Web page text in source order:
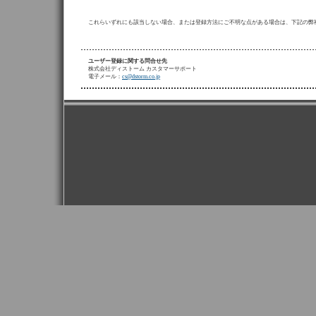
これらいずれにも該当しない場合、または登録方法にご不明な点がある場合は、下記の
ユーザー登録に関する問合せ先
株式会社ディストーム カスタマーサポート
電子メール： cs@dstorm.co.jp